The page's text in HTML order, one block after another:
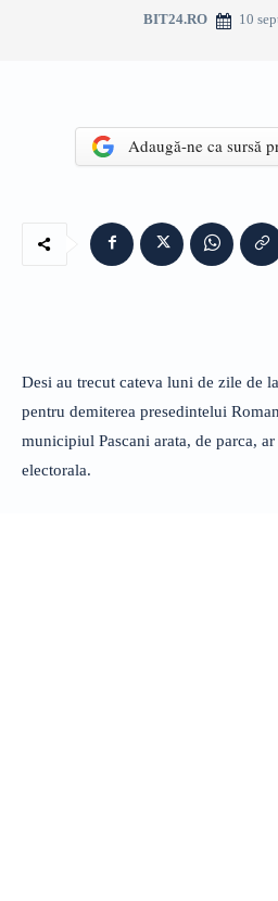
BIT24.RO 10
Adaugă-ne ca sursă
Desi au trecut cateva luni de zile de
pentru demiterea presedintelui
municipiul Pascani arata, de parca,
electorala.